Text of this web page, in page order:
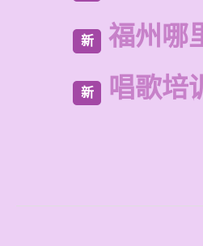
新 福州哪
新 唱歌培